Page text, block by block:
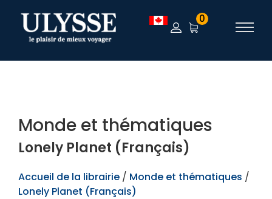
TEST 0
Monde et thématiques
Lonely Planet (Français)
Accueil de la librairie / Monde et thématiques /
Lonely Planet (Français)